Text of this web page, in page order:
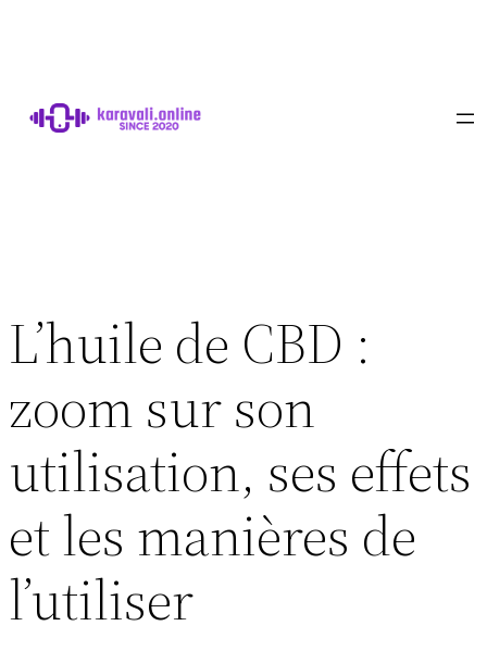
L’huile de CBD :
zoom sur son
utilisation, ses effets
et les manières de
l’utiliser